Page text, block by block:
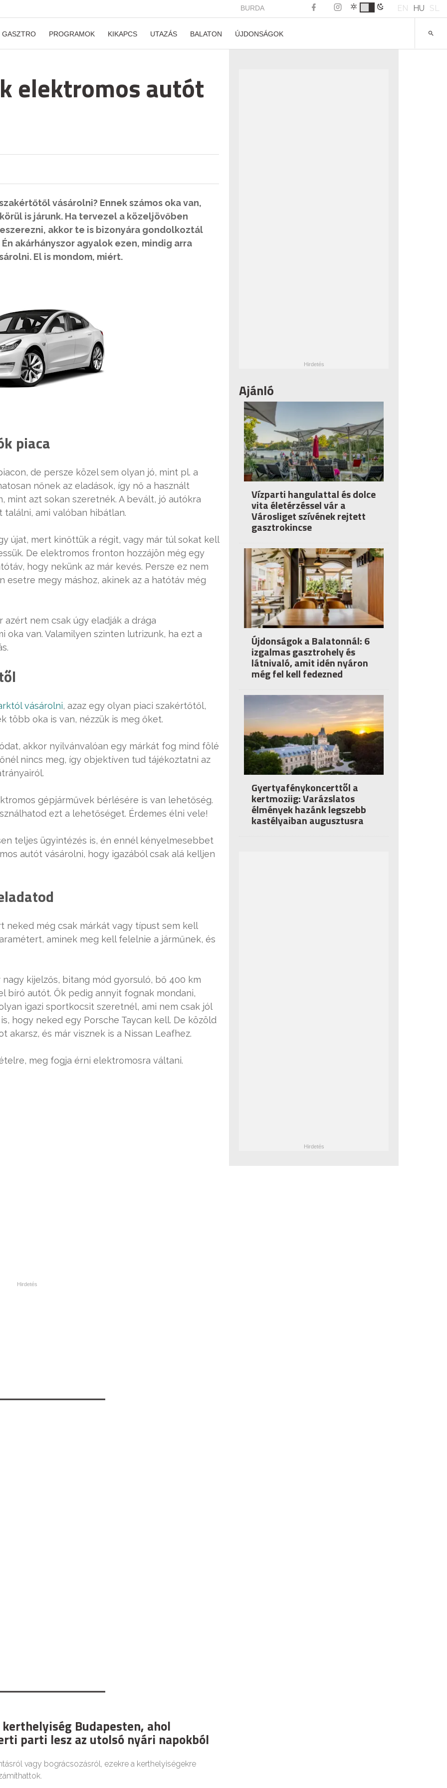
BURDA EN HU SL
GASZTRO PROGRAMOK KIKAPCS UTAZÁS BALATON ÚJDONSÁGOK
elektromos autót
vásárolni? Ennek számos oka van,
is járunk. Ha tervezel a közeljövőben
akkor te is bizonyára gondolkoztál
akárhányszor agyalok ezen, mindig arra
El is mondom, miért.
piaca
de persze közel sem olyan jó, mint pl. a
nőnek az eladások, így nő a használt
mint azt sokan szeretnék. A bevált, jó autókra
találni, ami valóban hibátlan.
újat, mert kinőttük a régit, vagy már túl sokat kell
De elektromos fronton hozzájön még egy
hogy nekünk az már kevés. Persze ez nem
esetre megy máshoz, akinek az a hatótáv még
nem csak úgy eladják a drága
oka van. Valamilyen szinten lutrizunk, ha ezt a
vásárolni, azaz egy olyan piaci szakértőtől,
több oka is van, nézzük is meg őket.
akkor nyilvánvalóan egy márkát fog mind fölé
nincs meg, így objektíven tud tájékoztatni az
gépjárművek bérlésére is van lehetőség.
ezt a lehetőséget. Érdemes élni vele!
teljes ügyintézés is, én ennél kényelmesebbet
autót vásárolni, hogy igazából csak alá kelljen
neked még csak márkát vagy típust sem kell
aminek meg kell felelnie a járműnek, és
kijelzős, bitang mód gyorsuló, bő 400 km
bíró autót. Ők pedig annyit fognak mondani,
igazi sportkocsit szeretnél, ami nem csak jól
hogy neked egy Porsche Taycan kell. De közöld
akarsz, és már visznek is a Nissan Leafhez.
meg fogja érni elektromosra váltani.
Budapesten, ahol
parti lesz az utolsó nyári napokból
vagy bográcsozásról, ezekre a kerthelyiségekre
Ajánló
Vízparti hangulattal és dolce
vita életérzéssel vár a
Városliget szívének rejtett
gasztrokincse
Újdonságok a Balatonnál: 6
izgalmas gasztrohely és
látnivaló, amit idén nyáron
még fel kell fedezned
Gyertyafénykoncerttől a
kertmoziig: Varázslatos
élmények hazánk legszebb
kastélyaiban augusztusra